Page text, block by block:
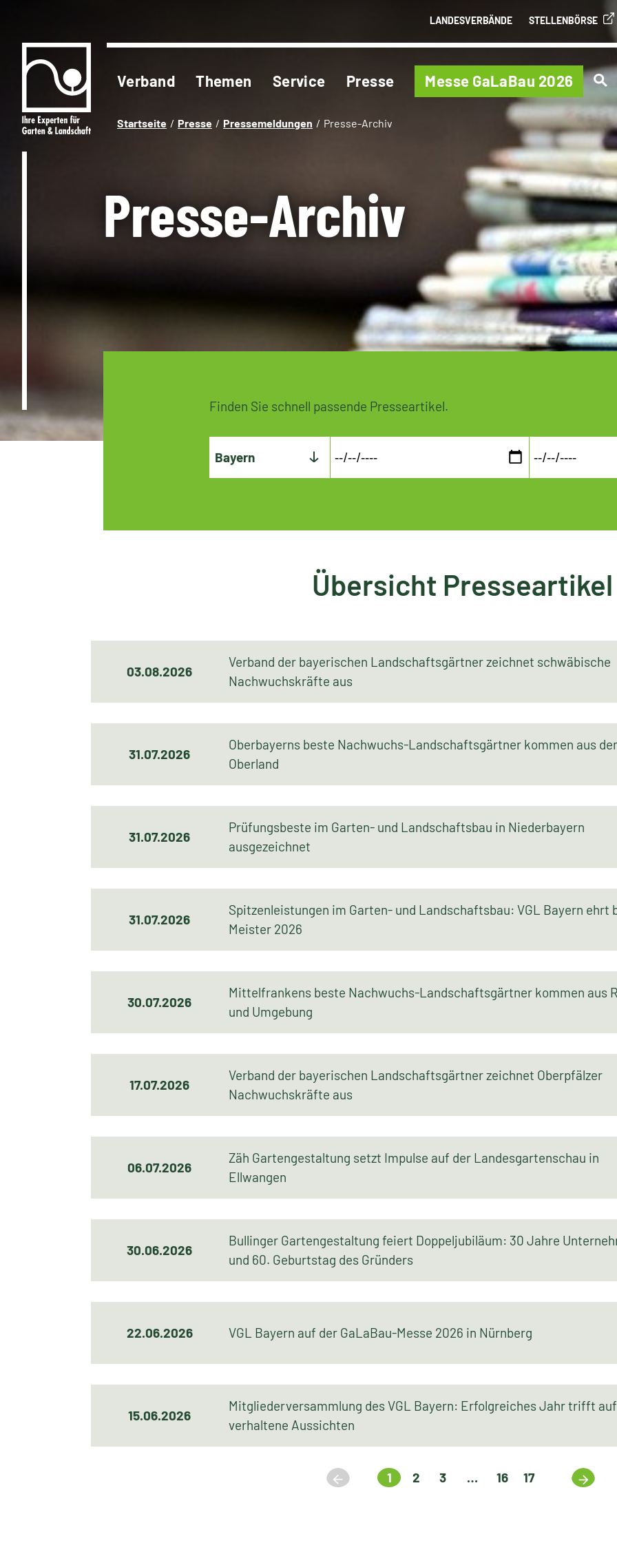
LANDESVERBÄNDE STELLENBÖRSE
Verband Themen Service Presse Messe GaLaBau 2026
Startseite Presse Pressemeldungen Presse-Archiv
Presse-Archiv
Finden Sie schnell passende Presseartikel.
Bayern
Übersicht Presseartikel
03.08.2026
Verband der bayerischen Landschaftsgärtner zeichnet schwäbische
Nachwuchskräfte aus
31.07.2026
Oberbayerns beste Nachwuchs-Landschaftsgärtner kommen aus
Oberland
31.07.2026
Prüfungsbeste im Garten- und Landschaftsbau in Niederbayern
ausgezeichnet
31.07.2026
Spitzenleistungen im Garten- und Landschaftsbau: VGL Bayern ehrt
Meister 2026
30.07.2026
Mittelfrankens beste Nachwuchs-Landschaftsgärtner kommen aus
und Umgebung
17.07.2026
Verband der bayerischen Landschaftsgärtner zeichnet Oberpfälzer
Nachwuchskräfte aus
06.07.2026
Zäh Gartengestaltung setzt Impulse auf der Landesgartenschau in
Ellwangen
30.06.2026
Bullinger Gartengestaltung feiert Doppeljubiläum: 30 Jahre
und 60. Geburtstag des Gründers
22.06.2026 VGL Bayern auf der GaLaBau-Messe 2026 in Nürnberg
15.06.2026
Mitgliederversammlung des VGL Bayern: Erfolgreiches Jahr trifft auf
verhaltene Aussichten
1 2 3 … 16 17